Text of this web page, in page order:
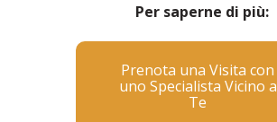
Per saperne di più:
Prenota una Visita con
uno Specialista Vicino a
Te